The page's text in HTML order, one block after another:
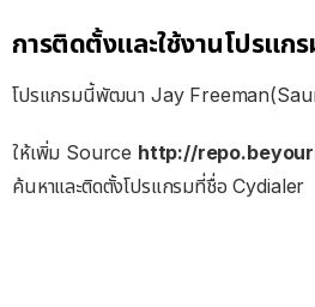
การติดตั้งและใช้งานโปรแก
โปรแกรมนี้พัฒนา Jay
ให้เพิ่ม Source http://
ค้นหาและติดตั้งโปรแกรมที่ชื่อ Cydialer